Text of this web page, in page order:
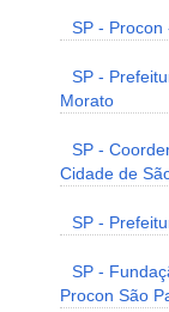
SP - Procon
SP -
Morato
SP -
Cidade de
SP -
SP -
Procon São